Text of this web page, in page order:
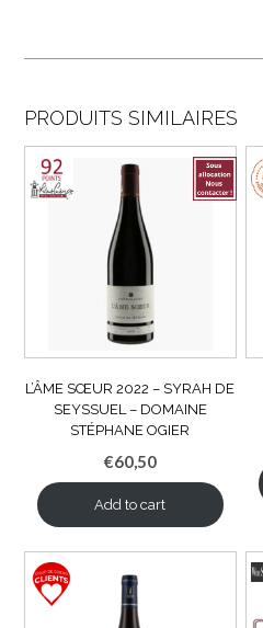
PRODUITS SIMILAIRES
L’ÂME SŒUR 2022 – SYRAH DE
SEYSSUEL – DOMAINE
STÉPHANE OGIER
€60,50
Add to cart